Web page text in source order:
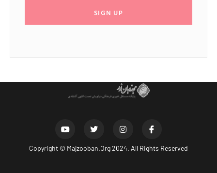
SIGN UP
Copyright © Majzooban.Org2024. All Rights Reserved